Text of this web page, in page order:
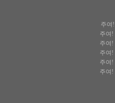
주여
주여!
주여!
주여!
주여!
주여!